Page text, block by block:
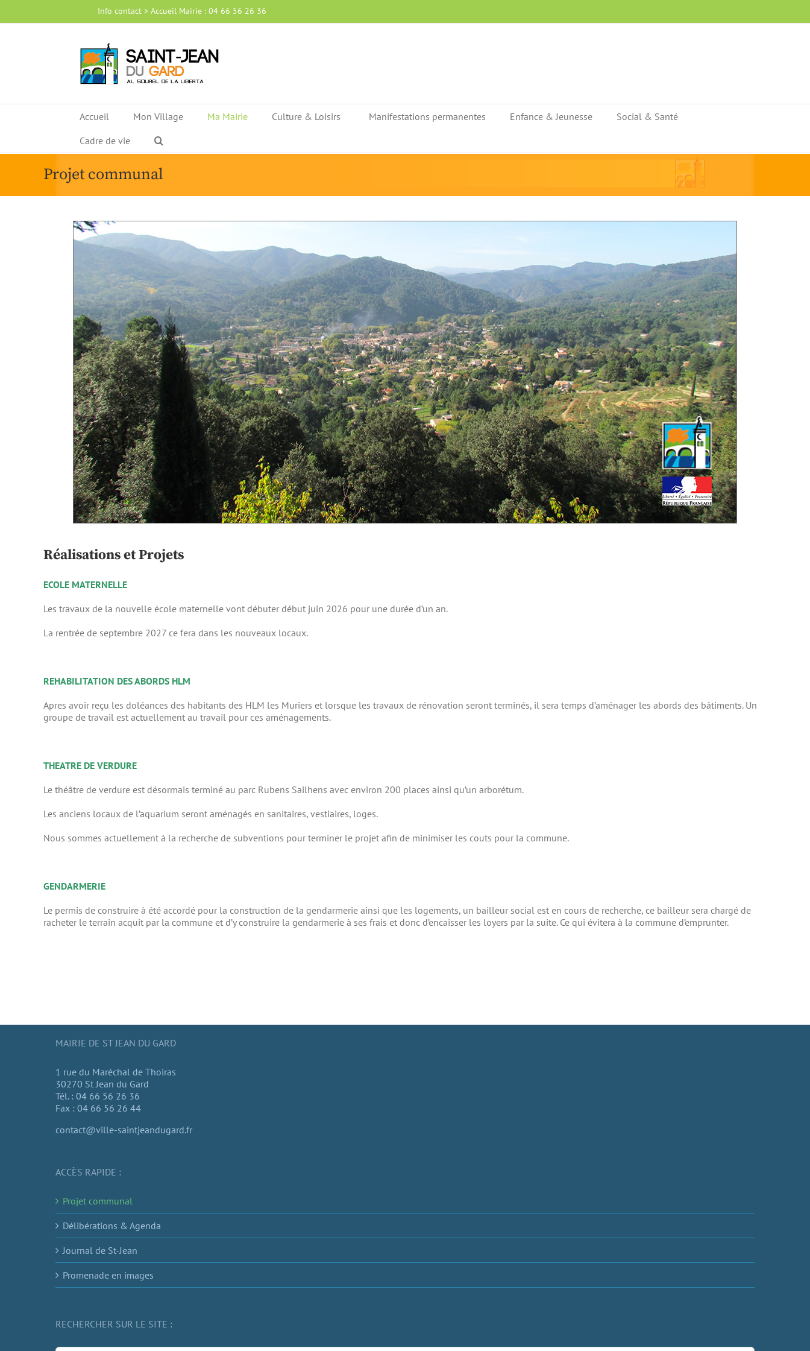
Info contact > Accueil Mairie : 04 66 56 26 36
Accueil Mon Village Ma Mairie Culture & Loisirs Manifestations permanentes Enfance & Jeunesse
Social & Santé
Cadre de vie
Projet communal
Réalisations et Projets
ECOLE MATERNELLE
Les travaux de la nouvelle école maternelle vont débuter début juin 2026 pour une durée d’un an.
La rentrée de septembre 2027 ce fera dans les nouveaux locaux.
REHABILITATION DES ABORDS HLM
Apres avoir reçu les doléances des habitants des HLM les Muriers et lorsque les travaux de rénovation seront terminés, il sera temps d’aménager les abords des bâtiments. Un
groupe de travail est actuellement au travail pour ces aménagements.
THEATRE DE VERDURE
Le théâtre de verdure est désormais terminé au parc Rubens Sailhens avec environ 200 places ainsi qu’un arborétum.
Les anciens locaux de l’aquarium seront aménagés en sanitaires, vestiaires, loges.
Nous sommes actuellement à la recherche de subventions pour terminer le projet afin de minimiser les couts pour la commune.
GENDARMERIE
Le permis de construire à été accordé pour la construction de la gendarmerie ainsi que les logements, un bailleur social est en cours de recherche, ce bailleur sera chargé de
racheter le terrain acquit par la commune et d’y construire la gendarmerie à ses frais et donc d’encaisser les loyers par la suite. Ce qui évitera à la commune d’emprunter.
MAIRIE DE ST JEAN DU GARD
1 rue du Maréchal de Thoiras
30270 St Jean du Gard
Tél. : 04 66 56 26 36
Fax : 04 66 56 26 44
contact@ville-saintjeandugard.fr
ACCÈS RAPIDE :
Projet communal
Délibérations & Agenda
Journal de St-Jean
Promenade en images
RECHERCHER SUR LE SITE :